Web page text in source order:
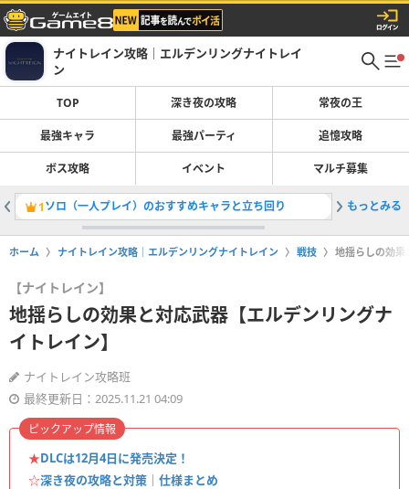
ナイトレイン攻略｜エルデンリングナイトレイ
ン
TOP 深き夜の攻略 常夜の王
最強キャラ 最強パーティ 追憶攻略
ボス攻略 イベント マルチ募集
1ソロ（一人プレイ）のおすすめキャラと立ち回り 2常夜の
もっとみる
ホーム ナイトレイン攻略｜エルデンリングナイトレイン 戦技 地揺らしの効果
【ナイトレイン】
地揺らしの効果と対応武器【エルデンリングナ
イトレイン】
ナイトレイン攻略班
最終更新日：2025.11.21 04:09
★DLCは12月4日に発売決定！
☆深き夜の攻略と対策｜仕様まとめ
ピックアップ情報